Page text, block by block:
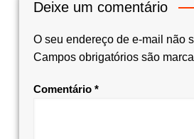
Deixe um comentário
O seu endereço de e-mail não
Campos obrigatórios são
Comentário *